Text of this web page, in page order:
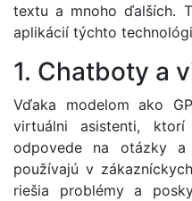
textu a mnoho ďalších.
aplikácií týchto
1. Chatboty a
Vďaka modelom ako
virtuálni asistenti,
odpovede na otázky
používajú v
riešia problémy a